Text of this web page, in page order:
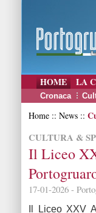
HOME LA
Cronaca
Home :: News ::
CULTURA &
Il Liceo
17-01-2026 -
Il Liceo XXV